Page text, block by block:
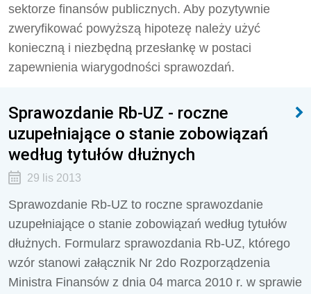
sektorze finansów publicznych. Aby pozytywnie
zweryfikować powyższą hipotezę należy użyć
konieczną i niezbędną przesłankę w postaci
zapewnienia wiarygodności sprawozdań.
Sprawozdanie Rb-UZ - roczne
uzupełniające o stanie zobowiązań
według tytułów dłużnych
29 lis 2013
Sprawozdanie Rb-UZ to roczne sprawozdanie
uzupełniające o stanie zobowiązań według tytułów
dłużnych. Formularz sprawozdania Rb-UZ, którego
wzór stanowi załącznik Nr 2do Rozporządzenia
Ministra Finansów z dnia 04 marca 2010 r. w sprawie